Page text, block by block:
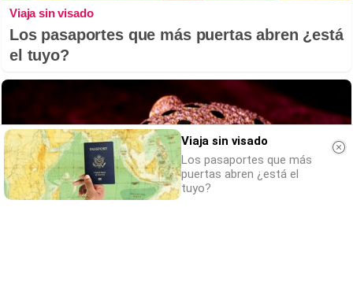
Viaja sin visado
Los pasaportes que más puertas abren ¿está
el tuyo?
Viaja sin visado
Los pasaportes que más
puertas abren ¿está el
tuyo?